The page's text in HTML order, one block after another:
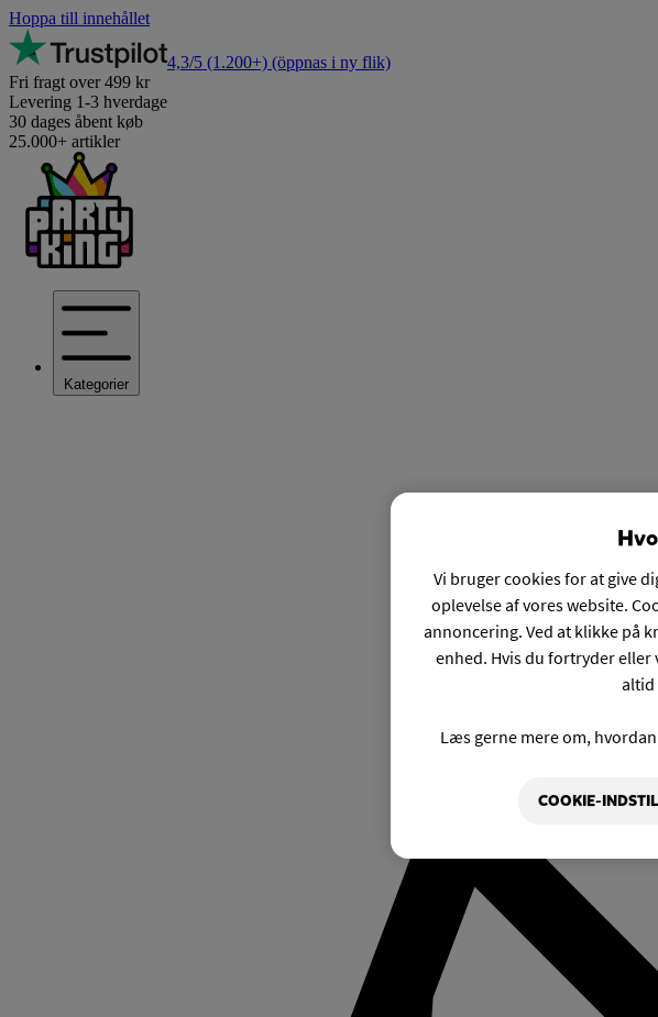
Hoppa till innehållet
4,3/5 (1.200+) (öppnas i ny flik)
Fri fragt over 499 kr
Levering 1-3 hverdage
30 dages åbent køb
25.000+ artikler
Kategorier
Vi bruger cookies for at give
oplevelse af vores website.
annoncering. Ved at klikke på
enhed. Hvis du fortryder
altid
Læs gerne mere om,
COOKIE-